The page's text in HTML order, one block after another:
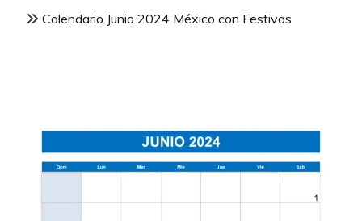
Calendario Junio 2024 México con Festivos